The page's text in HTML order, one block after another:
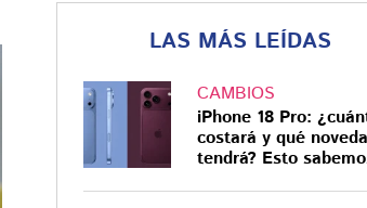
LAS MÁS LEÍDAS
CAMBIOS
iPhone 18 Pro:
costará y qué
tendrá? Esto